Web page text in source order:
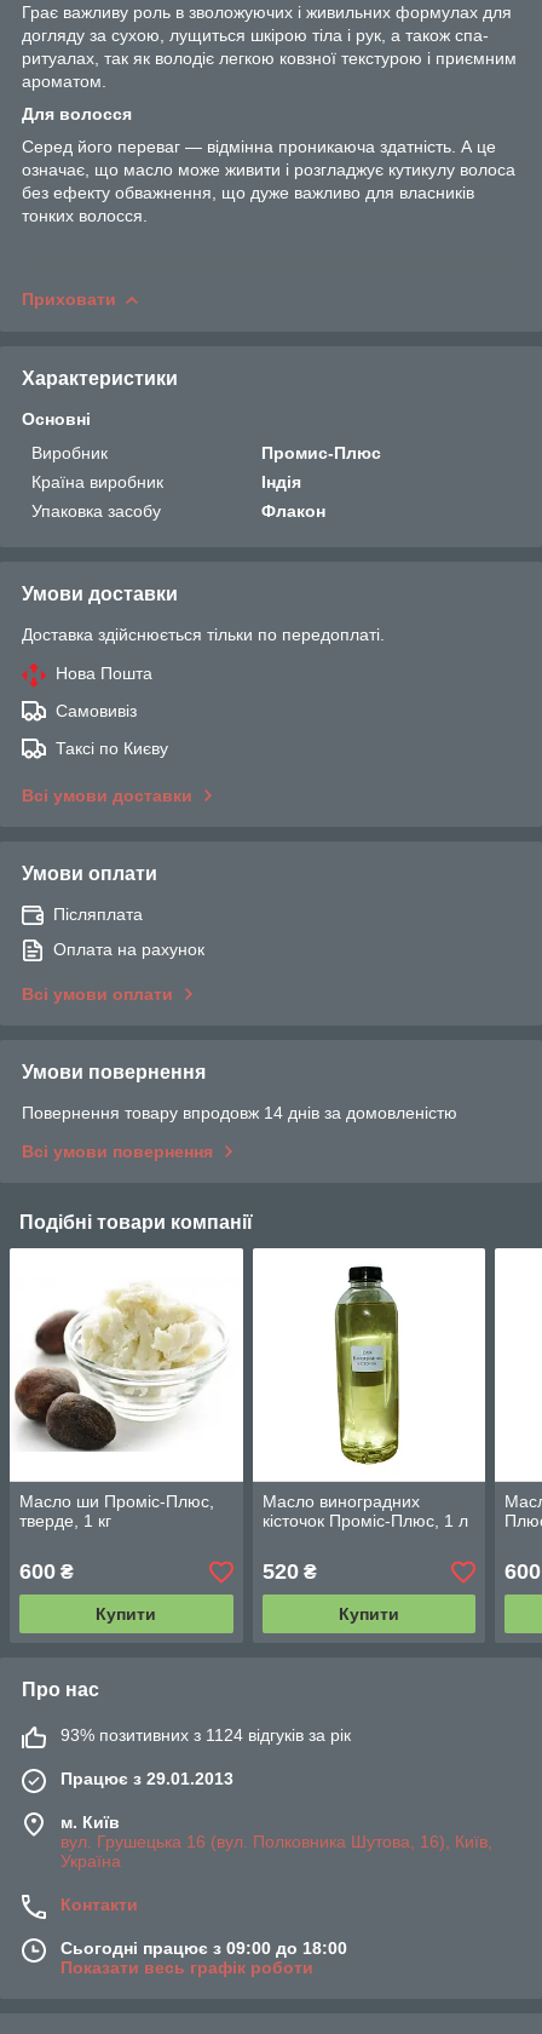
Грає важливу роль в зволожуючих і живильних формулах для
догляду за сухою, лущиться шкірою тіла і рук, а також спа-
ритуалах, так як володіє легкою ковзної текстурою і приємним
ароматом.
Для волосся
Серед його переваг — відмінна проникаюча здатність. А це
означає, що масло може живити і розгладжує кутикулу волоса
без ефекту обважнення, що дуже важливо для власників
тонких волосся.
Приховати
Характеристики
Основні
Виробник
Промис-Плюс
Країна виробник
Індія
Упаковка засобу
Флакон
Умови доставки
Доставка здійснюється тільки по передоплаті.
Нова Пошта
Самовивіз
Таксі по Києву
Всі умови доставки
Умови оплати
Післяплата
Оплата на рахунок
Всі умови оплати
Умови повернення
Повернення товару впродовж 14 днів за домовленістю
Всі умови повернення
Подібні товари компанії
Масло ши Проміс-Плюс,
тверде, 1 кг
600 ₴
Купити
Масло виноградних
кісточок Проміс-Плюс, 1 л
520₴
Купити
600
Про нас
93% позитивних з 1124 відгуків за рік
Працює з 29.01.2013
м. Київ
вул. Грушецька 16 (вул. Полковника Шутова, 16), Київ,
Україна
Контакти
Сьогодні працює з 09:00 до 18:00
Показати весь графік роботи